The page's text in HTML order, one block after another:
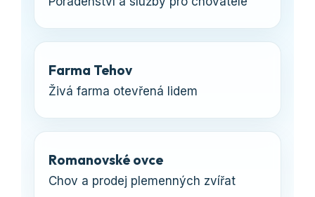
Farma Tehov
Živá farma otevřená lidem
Romanovské ovce
Chov a prodej plemenných zvířat